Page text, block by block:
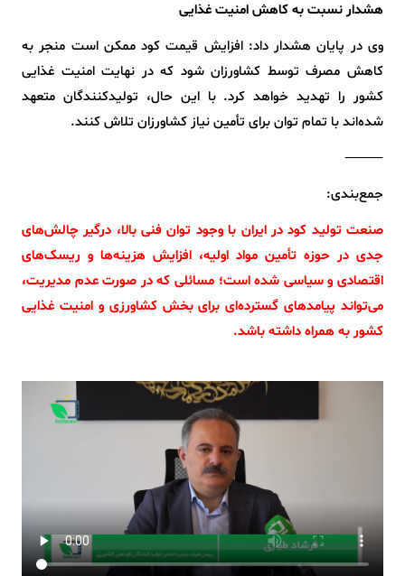
هشدار نسبت به کاهش امنیت غذایی
وی در پایان هشدار داد: افزایش قیمت کود ممکن است منجر به
کاهش مصرف توسط کشاورزان شود که در نهایت امنیت غذایی
کشور را تهدید خواهد کرد. با این حال، تولیدکنندگان متعهد
شده‌اند با تمام توان برای تأمین نیاز کشاورزان تلاش کنند.
⸻
جمع‌بندی:
صنعت تولید کود در ایران با وجود توان فنی بالا، درگیر چالش‌های
جدی در حوزه تأمین مواد اولیه، افزایش هزینه‌ها و ریسک‌های
اقتصادی و سیاسی شده است؛ مسائلی که در صورت عدم مدیریت،
می‌تواند پیامدهای گسترده‌ای برای بخش کشاورزی و امنیت غذایی
کشور به همراه داشته باشد.